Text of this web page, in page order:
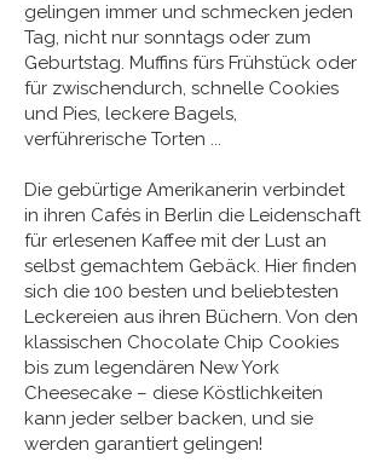
gelingen immer und schmecken jeden
Tag, nicht nur sonntags oder zum
Geburtstag. Muffins fürs Frühstück oder
für zwischendurch, schnelle Cookies
und Pies, leckere Bagels,
verführerische Torten ...
Die gebürtige Amerikanerin verbindet
in ihren Cafés in Berlin die Leidenschaft
für erlesenen Kaffee mit der Lust an
selbst gemachtem Gebäck. Hier finden
sich die 100 besten und beliebtesten
Leckereien aus ihren Büchern. Von den
klassischen Chocolate Chip Cookies
bis zum legendären New York
Cheesecake – diese Köstlichkeiten
kann jeder selber backen, und sie
werden garantiert gelingen!